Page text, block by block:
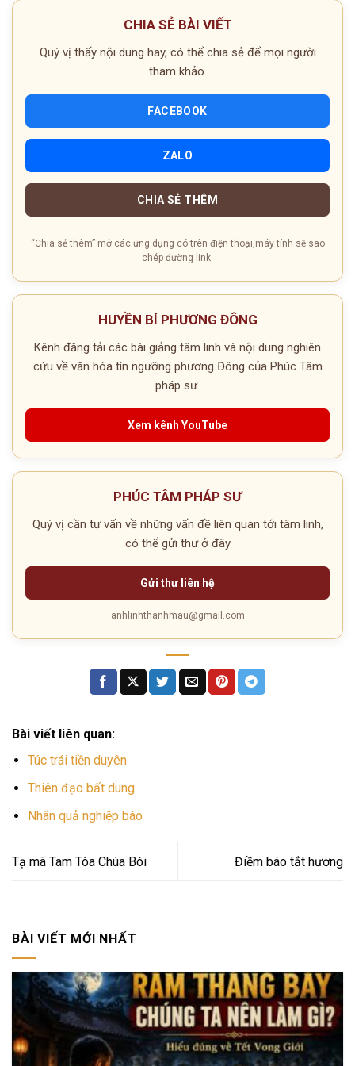
CHIA SẺ BÀI VIẾT
Quý vị thấy nội dung hay, có thể chia sẻ để mọi người
tham khảo.
FACEBOOK
ZALO
CHIA SẺ THÊM
“Chia sẻ thêm” mở các ứng dụng có trên điện thoại,máy tính sẽ sao
chép đường link.
HUYỀN BÍ PHƯƠNG ĐÔNG
Kênh đăng tải các bài giảng tâm linh và nội dung nghiên
cứu về văn hóa tín ngưỡng phương Đông của Phúc Tâm
pháp sư.
Xem kênh YouTube
PHÚC TÂM PHÁP SƯ
Quý vị cần tư vấn về những vấn đề liên quan tới tâm linh,
có thể gửi thư ở đây
Gửi thư liên hệ
anhlinhthanhmau@gmail.com
Bài viết liên quan:
Túc trái tiền duyên
Thiên đạo bất dung
Nhân quả nghiệp báo
Tạ mã Tam Tòa Chúa Bói Điềm báo tắt hương
BÀI VIẾT MỚI NHẤT